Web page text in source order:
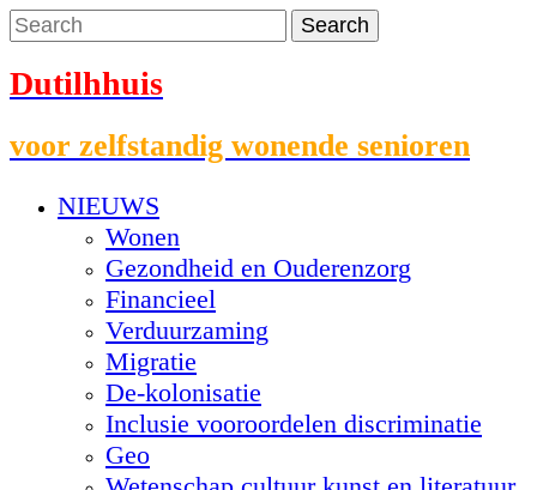
Dutilhhuis
voor zelfstandig wonende senioren
NIEUWS
Wonen
Gezondheid en Ouderenzorg
Financieel
Verduurzaming
Migratie
De-kolonisatie
Inclusie vooroordelen discriminatie
Geo